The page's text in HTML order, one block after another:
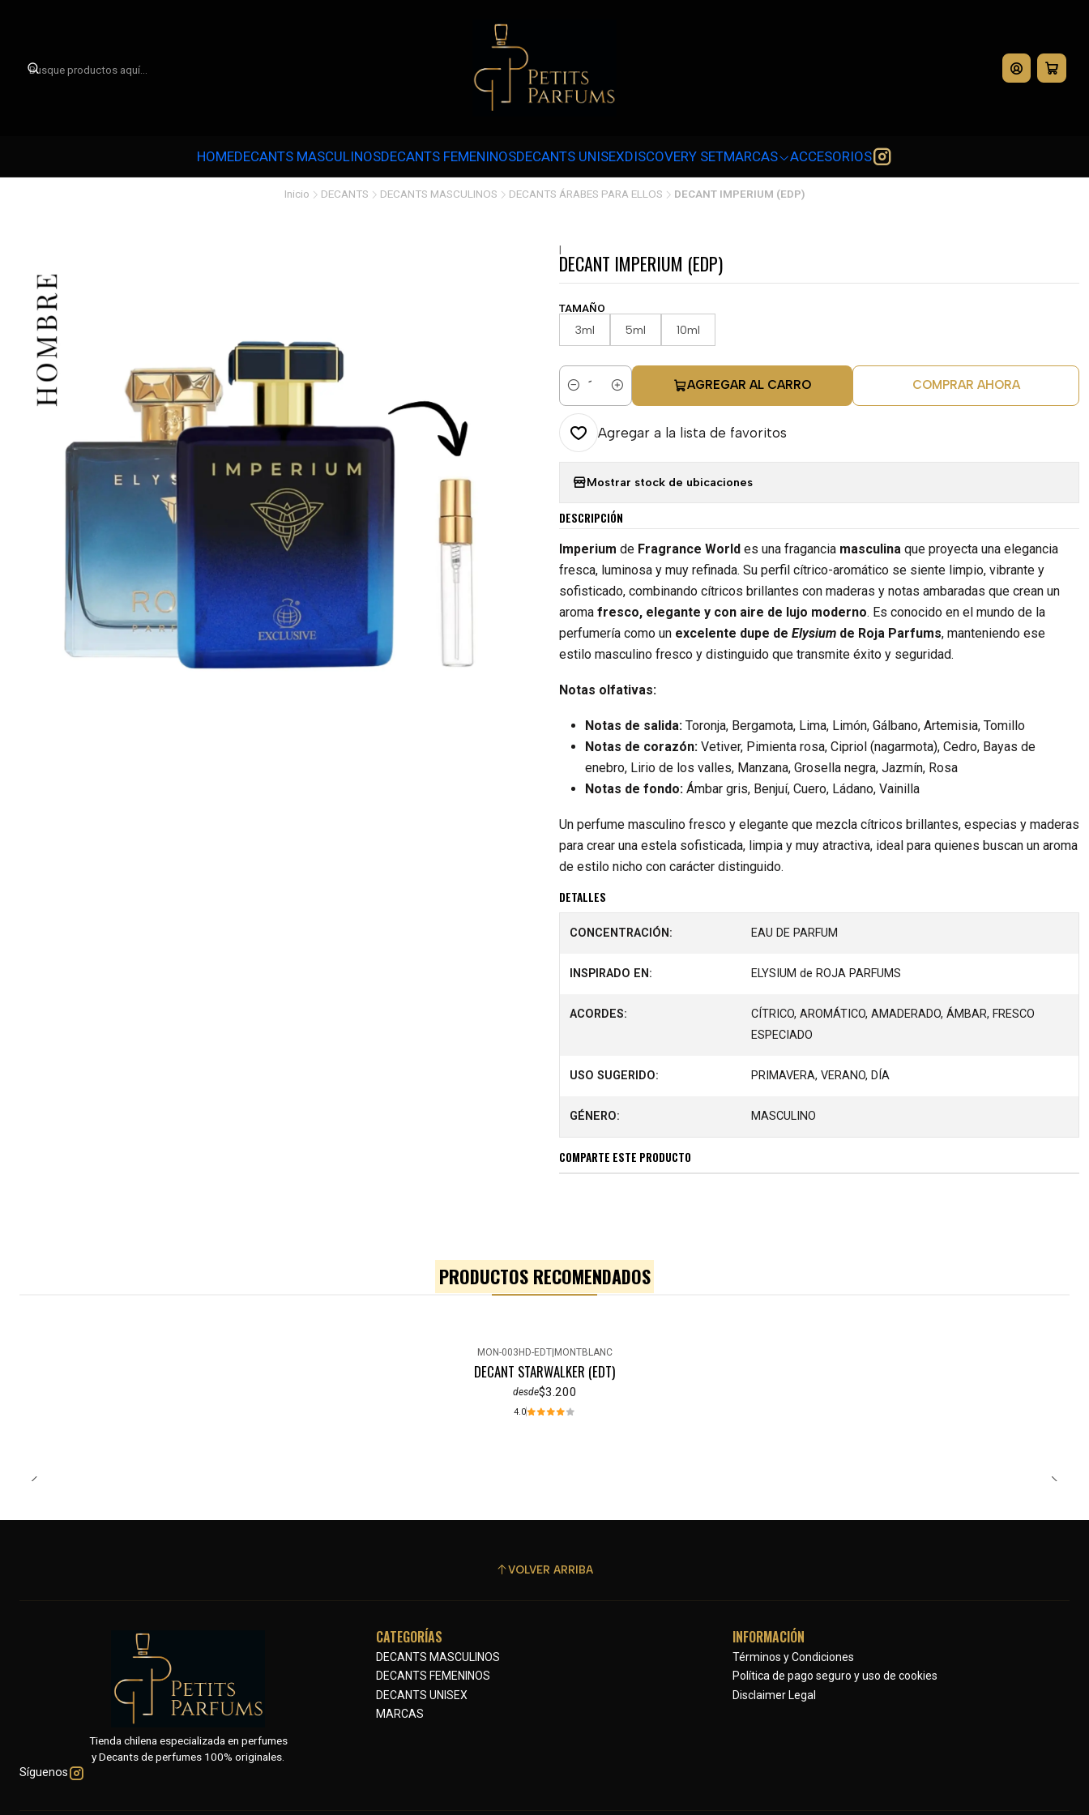
HOMEDECANTS MASCULINOSDECANTS FEMENINOSDECANTS UNISEXDISCOVERY SETMARCAS ACCESORIOS
Inicio DECANTS DECANTS MASCULINOS DECANTS ÁRABES PARA ELLOS DECANT IMPERIUM (EDP)
|
DECANT IMPERIUM (EDP)
TAMAÑO
3ml 5ml 10ml
Cantidad
AGREGAR AL CARRO COMPRAR AHORA
Agregar a la lista de favoritos
Mostrar stock de ubicaciones
DESCRIPCIÓN
Imperium de Fragrance World es una fragancia masculina que proyecta una elegancia
fresca, luminosa y muy refinada. Su perfil cítrico-aromático se siente limpio, vibrante y
sofisticado, combinando cítricos brillantes con maderas y notas ambaradas que crean un
aroma fresco, elegante y con aire de lujo moderno. Es conocido en el mundo de la
perfumería como un excelente dupe de Elysium de Roja Parfums, manteniendo ese
estilo masculino fresco y distinguido que transmite éxito y seguridad.
Notas olfativas:
Notas de salida: Toronja, Bergamota, Lima, Limón, Gálbano, Artemisia, Tomillo
Notas de corazón: Vetiver, Pimienta rosa, Cipriol (nagarmota), Cedro, Bayas de
enebro, Lirio de los valles, Manzana, Grosella negra, Jazmín, Rosa
Notas de fondo: Ámbar gris, Benjuí, Cuero, Ládano, Vainilla
Un perfume masculino fresco y elegante que mezcla cítricos brillantes, especias y maderas
para crear una estela sofisticada, limpia y muy atractiva, ideal para quienes buscan un aroma
de estilo nicho con carácter distinguido.
DETALLES
CONCENTRACIÓN: EAU DE PARFUM
INSPIRADO EN: ELYSIUM de ROJA PARFUMS
ACORDES:
CÍTRICO, AROMÁTICO, AMADERADO, ÁMBAR, FRESCO
ESPECIADO
USO SUGERIDO: PRIMAVERA, VERANO, DÍA
GÉNERO: MASCULINO
COMPARTE ESTE PRODUCTO
PRODUCTOS RECOMENDADOS
MON-003HD-EDT| MONTBLANC
DECANT STARWALKER (EDT)
desde$3.200
4.0
VOLVER ARRIBA
Tienda chilena especializada en perfumes
y Decants de perfumes 100% originales.
Síguenos
CATEGORÍAS
DECANTS MASCULINOS
DECANTS FEMENINOS
DECANTS UNISEX
MARCAS
INFORMACIÓN
Términos y Condiciones
Política de pago seguro y uso de cookies
Disclaimer Legal